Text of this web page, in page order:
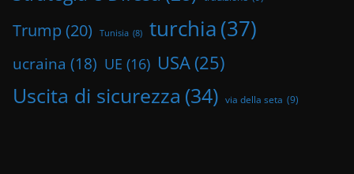
Trump (20) Tunisia (8) turchia(37)
ucraina (18) UE (16) USA (25)
Uscita di sicurezza (34) via della seta (9)